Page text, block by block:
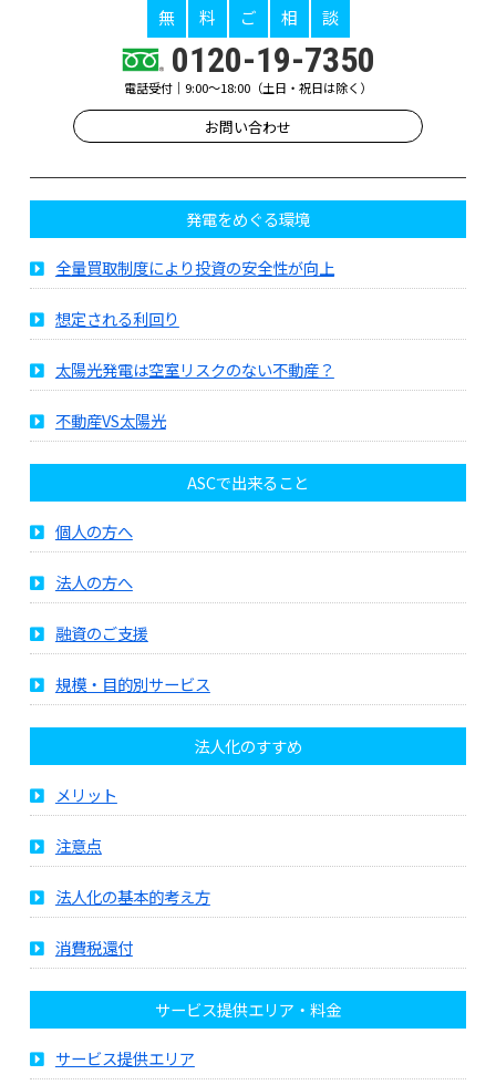
無 料 ご 相 談
0120-19-7350
電話受付｜9:00～18:00（土日・祝日は除く）
お問い合わせ
発電をめぐる環境
全量買取制度により投資の安全性が向上
想定される利回り
太陽光発電は空室リスクのない不動産？
不動産VS太陽光
ASCで出来ること
個人の方へ
法人の方へ
融資のご支援
規模・目的別サービス
法人化のすすめ
メリット
注意点
法人化の基本的考え方
消費税還付
サービス提供エリア・料金
サービス提供エリア